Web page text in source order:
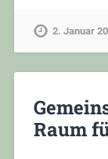
2. Januar
Raum